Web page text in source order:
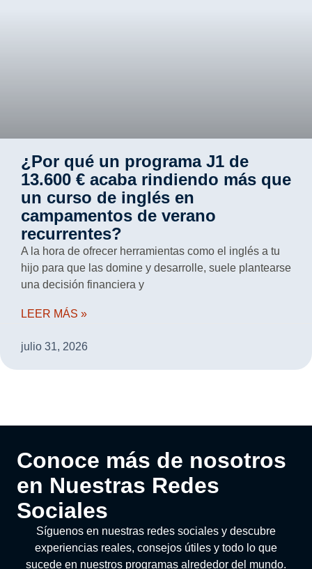
¿Por qué un programa J1 de
13.600 € acaba rindiendo más que
un curso de inglés en
campamentos de verano
recurrentes?
A la hora de ofrecer herramientas como el inglés a tu
hijo para que las domine y desarrolle, suele plantearse
una decisión financiera y
LEER MÁS »
julio 31, 2026
Conoce más de nosotros
en Nuestras Redes
Sociales
Síguenos en nuestras redes sociales y descubre
experiencias reales, consejos útiles y todo lo que
sucede en nuestros programas alrededor del mundo.